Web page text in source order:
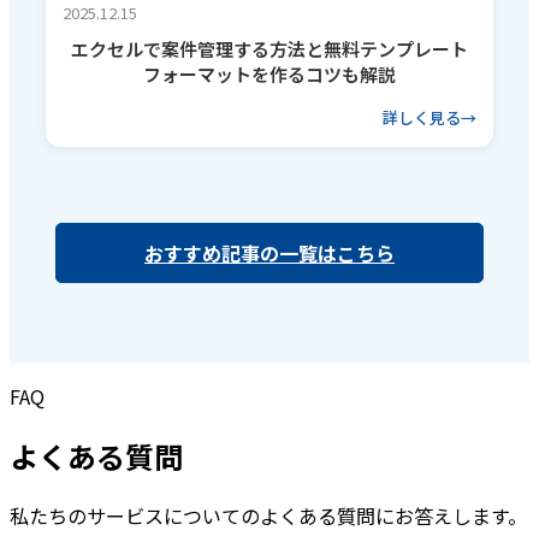
2025.12.15
エクセルで案件管理する方法と無料テンプレート
フォーマットを作るコツも解説
詳しく見る
おすすめ記事の一覧はこちら
FAQ
よくある質問
私たちのサービスについてのよくある質問にお答えします。